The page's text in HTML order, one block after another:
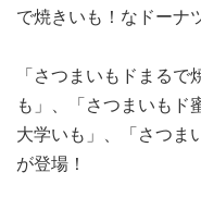
で焼きいも！なドーナ
「さつまいもドまる
も」、「さつまいもド
大学いも」、「さつま
が登場！